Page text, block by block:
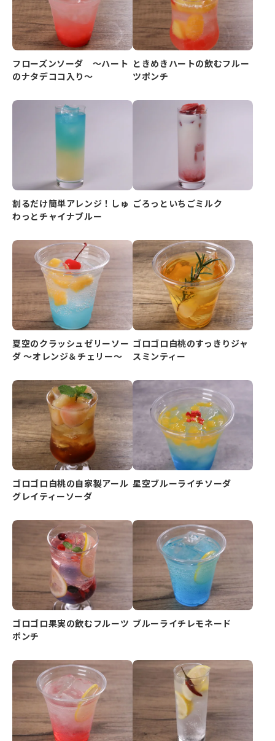
フローズンソーダ ～ハート
のナタデココ入り～
ときめきハートの飲むフルー
ツポンチ
割るだけ簡単アレンジ！しゅ
わっとチャイナブルー
ごろっといちごミルク
夏空のクラッシュゼリーソー
ダ ～オレンジ＆チェリー～
ゴロゴロ白桃のすっきりジャ
スミンティー
ゴロゴロ白桃の自家製アール
グレイティーソーダ
星空ブルーライチソーダ
ゴロゴロ果実の飲むフルーツ
ポンチ
ブルーライチレモネード